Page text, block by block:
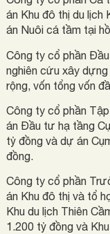
án Khu đô thị du lịch
án Nuôi cá tầm tại
Công ty cổ phần
nghiên cứu xây
rộng, vốn tổng vốn
Công ty cổ phần
án Đầu tư hạ tầng
tỷ đồng và dự án
đồng.
Công ty cổ phần
án Khu đô thị và tổ
Khu du lịch Thiên
1.200 tỷ đồng và